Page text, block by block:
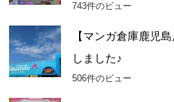
743件のビュー
【マンガ倉庫鹿児
しました♪
506件のビュー